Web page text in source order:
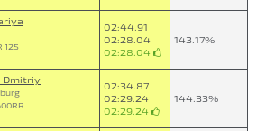
125
02:44.91
02:28.04
02:28.04
143.17%
Dmitriy
02:34.87
02:29.24
02:29.24
144.33%